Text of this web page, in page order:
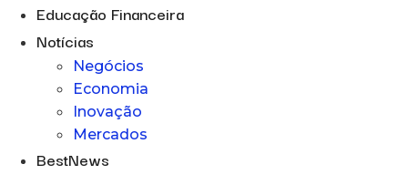
Educação Financeira
Notícias
Negócios
Economia
Inovação
Mercados
BestNews